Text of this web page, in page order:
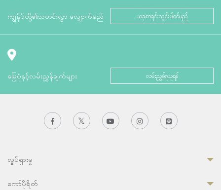
ကျွန်ုပ်တို့၏သတင်းလွှာ လျှောက်မည် ယခုစာရင်းသွင်းပါဝင်မည်
မြေပုံနှင့်လမ်းညွှန်ချက်များ လမ်းညွှန်ရယူရန်
လှုပ်ရှားမှု
ကော်ပိုရိတ်